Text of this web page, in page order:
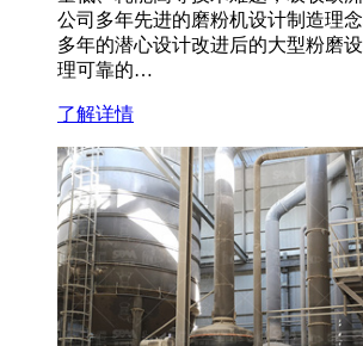
公司多年先进的磨粉机设计制造理
多年的潜心设计改进后的大型粉磨
理可靠的…
了解详情